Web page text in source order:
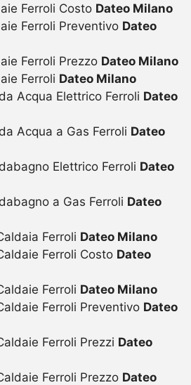
Ferroli Costo Dateo Milano
Ferroli Preventivo Dateo
Ferroli Prezzo Dateo Milano
Ferroli Dateo Milano
Acqua Elettrico Ferroli Dateo
Acqua a Gas Ferroli Dateo
Elettrico Ferroli Dateo
a Gas Ferroli Dateo
Ferroli Dateo Milano
Ferroli Costo Dateo
Ferroli Dateo Milano
Ferroli Preventivo Dateo
Ferroli Prezzi Dateo
Ferroli Prezzo Dateo